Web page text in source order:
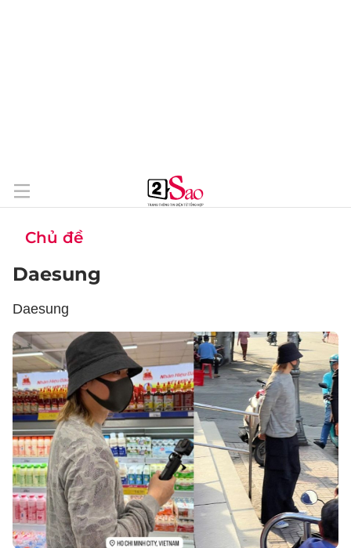
Chủ đề
Daesung
Daesung